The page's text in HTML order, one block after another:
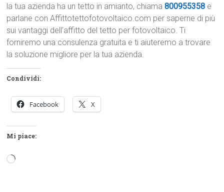
la tua azienda ha un tetto in amianto, chiama800955358 e
parlane con Affittotettofotovoltaico.com per saperne di più
sui vantaggi dell’affitto del tetto per fotovoltaico. Ti
forniremo una consulenza gratuita e ti aiuteremo a trovare
la soluzione migliore per la tua azienda.
Condividi:
Facebook X
Mi piace:
Caricamento